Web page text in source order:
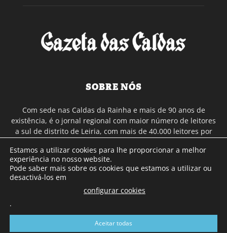
SOBRE NÓS
Com sede nas Caldas da Rainha e mais de 90 anos de
existência, é o jornal regional com maior número de leitores
a sul de distrito de Leiria, com mais de 40.000 leitores por
Continental e assinatura online.
SIGA-NOS
Estamos a utilizar cookies para lhe proporcionar a melhor
experiência no nosso website.
Pode saber mais sobre os cookies que estamos a utilizar ou
desactivá-los em
configurar cookies
.
Aceitar todas